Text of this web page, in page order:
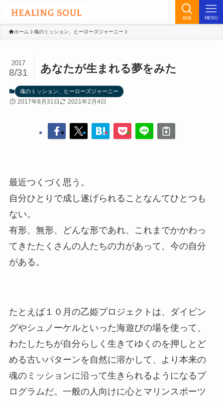
検索 MENU
ホーム 魂のミッション、ヒーローズジャーニー
あなたが生まれる夢をみた
2017
8/31
魂のミッション、ヒーローズジャーニー
2017年8月31日 2021年2月4日
最近つくづく思う。
自分ひとりで成し遂げられることなんてひとつも
ない。
有形、無形、どんな形であれ、これまでかかわっ
てきたたくさんの人たちの力があって、今の自分
がある。
たとえば１０月の乙姫プロジェクトは、ダイビン
グやシュノーケルといった海遊びの場を使って、
わたしたちが自分らしく生きてゆくのを押しとど
める古いパターンを自然に溶かして、より本来の
魂のミッションに沿って生きられるようになるプ
ログラムだ。一般の人向けに心とマリンスポーツ